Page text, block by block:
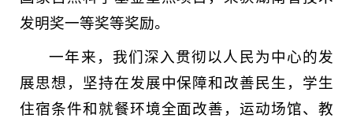
发明奖一等奖等奖励。
一年来，我们深入贯彻以人民为中心的发
展思想，坚持在发展中保障和改善民生，学生
住宿条件和就餐环境全面改善，运动场馆、教